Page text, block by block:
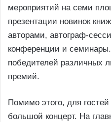
мероприятий на семи
презентации новинок
авторами, автограф-
конференции и
победителей различных
премий.
Помимо этого, для
большой концерт. На